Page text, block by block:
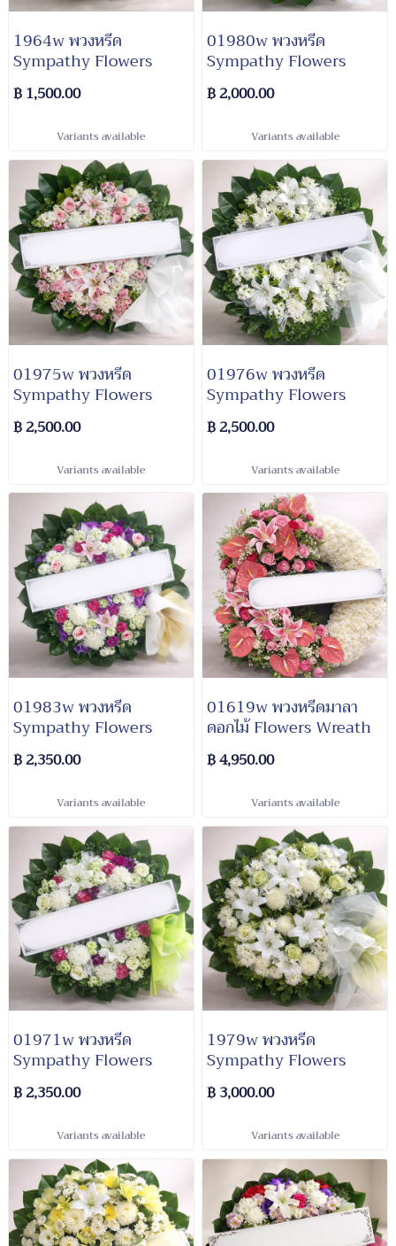
1964w พวงหรีด
Sympathy​ Flowers
฿ 1,500.00
Variants available
01980w พวงหรีด​
Sympathy​ Flowers
฿ 2,000.00
Variants available
01975w พวงหรีด​
Sympathy​ Flowers
฿ 2,500.00
Variants available
01976w พวงหรีด​
Sympathy​ Flowers
฿ 2,500.00
Variants available
01983w พวงหรีด​
Sympathy​ Flowers​
฿ 2,350.00
Variants available
01619w พวงหรีดมาลา
ดอกไม้ Flowers Wreath
฿ 4,950.00
Variants available
01971w พวงหรีด​
Sympathy​ Flowers​
฿ 2,350.00
Variants available
1979w พวงหรีด​
Sympathy​ Flowers
฿ 3,000.00
Variants available